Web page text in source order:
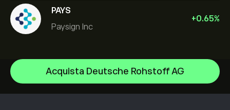
PAYS
Paysign Inc
+0.65%
Acquista Deutsche Rohstoff AG
NVIDIA Corporation
Amazon.com Inc